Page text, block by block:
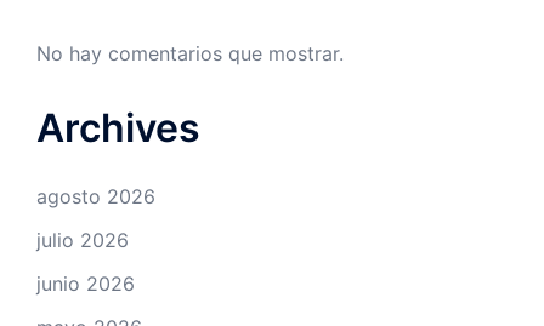
No hay comentarios que mostrar.
Archives
agosto 2026
julio 2026
junio 2026